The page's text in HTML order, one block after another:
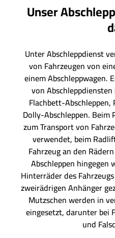
Unser
Unter Abschleppdienst
von Fahrzeugen von
einem Abschleppwagen.
von
Flachbett-
Dolly-Abschleppen. Beim
zum Transport von
verwendet, beim
Fahrzeug an den
Abschleppen
Hinterräder des
zweirädrigen Anhänger
Mutzschen werden in
eingesetzt, darunter bei
und